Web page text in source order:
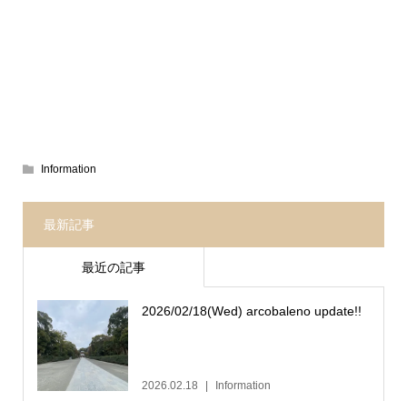
Information
最新記事
最近の記事
2026/02/18(Wed) arcobaleno update!!
2026.02.18 Information